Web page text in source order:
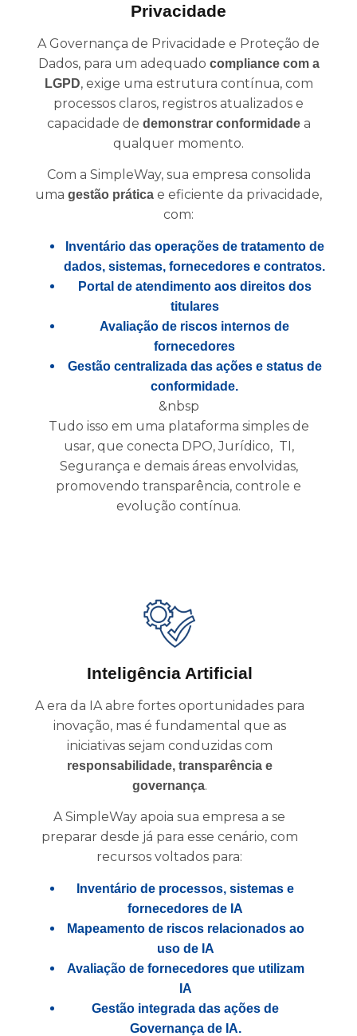
Privacidade
A Governança de Privacidade e Proteção de
Dados, para um adequado compliance com a
LGPD, exige uma estrutura contínua, com
processos claros, registros atualizados e
capacidade de demonstrar conformidadea
qualquer momento.
Com a SimpleWay, sua empresa consolida
uma gestão prática e eficiente da privacidade,
com:
Inventário das operações de tratamento de
dados, sistemas, fornecedores e contratos.
Portal de atendimento aos direitos dos
titulares
Avaliação de riscos internos de
fornecedores
Gestão centralizada das ações e status de
conformidade.
&nbsp
Tudo isso em uma plataforma simples de
usar, que conecta DPO, Jurídico, TI,
Segurança e demais áreas envolvidas,
promovendo transparência, controle e
evolução contínua.
Inteligência Artificial
A era da IA abre fortes oportunidades para
inovação, mas é fundamental que as
iniciativas sejam conduzidas com
responsabilidade, transparência e
governança.
A SimpleWay apoia sua empresa a se
preparar desde já para esse cenário, com
recursos voltados para:
Inventário de processos, sistemas e
fornecedores de IA
Mapeamento de riscos relacionados ao
uso de IA
Avaliação de fornecedores que utilizam
IA
Gestão integrada das ações de
Governança de IA.